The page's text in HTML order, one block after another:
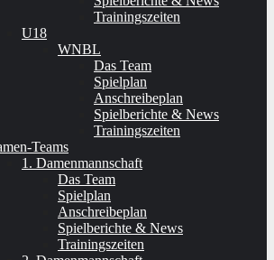
Trainingszeiten
U18
WNBL
Das Team
Spielplan
Anschreibeplan
Spielberichte & News
Trainingszeiten
Teams
1. Damenmannschaft
Das Team
Spielplan
Anschreibeplan
Spielberichte & News
Trainingszeiten